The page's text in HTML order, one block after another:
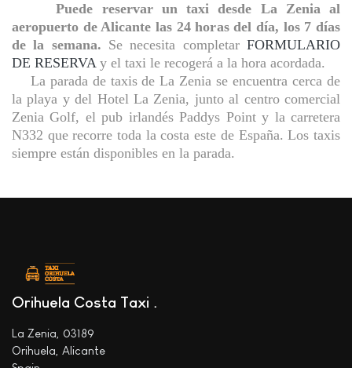
Puede reservar un taxi desde La Zenia al
aeropuerto de Alicante las 24 horas del día, los 7 días
de la semana. Se necesita completarFORMULARIO
DE RESERVAy el taxi le recogerá a la hora acordada.
La parada de taxis de La Zenia se encuentra cerca de
la playa y del Hotel La Zenia, junto al centro comercial
Zenia Golf, el pub irlandés Paddys Point y la carretera
N332 que recorre toda la costa este de España. Los taxis
siempre están disponibles en la parada.
Orihuela Costa Taxi
La Zenia, 03189
Orihuela, Alicante